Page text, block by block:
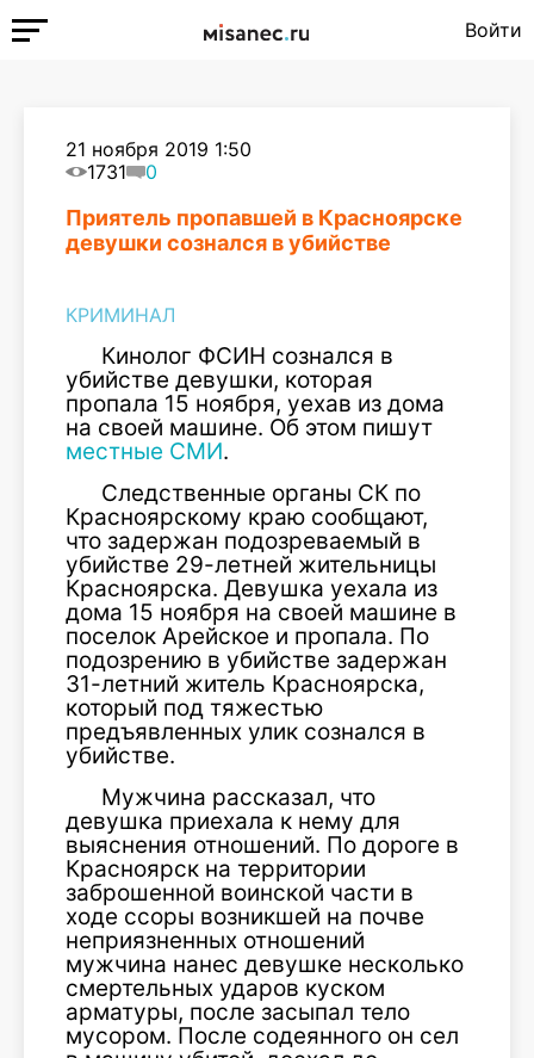
Войти
21 ноября 2019 1:50
1731
0
Приятель пропавшей в Красноярске
девушки сознался в убийстве
КРИМИНАЛ
Кинолог ФСИН сознался в
убийстве девушки, которая
пропала 15 ноября, уехав из дома
на своей машине. Об этом пишут
местные СМИ.
Следственные органы СК по
Красноярскому краю сообщают,
что задержан подозреваемый в
убийстве 29-летней жительницы
Красноярска. Девушка уехала из
дома 15 ноября на своей машине в
поселок Арейское и пропала. По
подозрению в убийстве задержан
31-летний житель Красноярска,
который под тяжестью
предъявленных улик сознался в
убийстве.
Мужчина рассказал, что
девушка приехала к нему для
выяснения отношений. По дороге в
Красноярск на территории
заброшенной воинской части в
ходе ссоры возникшей на почве
неприязненных отношений
мужчина нанес девушке несколько
смертельных ударов куском
арматуры, после засыпал тело
мусором. После содеянного он сел